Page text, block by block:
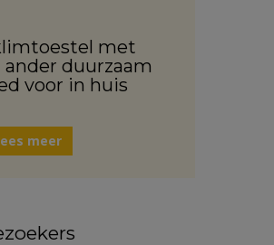
met
duurzaam
voor in huis
meer